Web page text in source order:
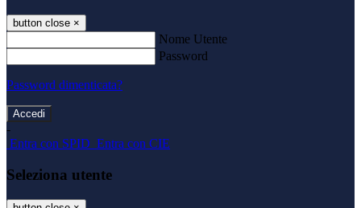
button close ×
Nome Utente
Password
Password dimenticata?
-
Entra con SPID Entra con CIE
Seleziona utente